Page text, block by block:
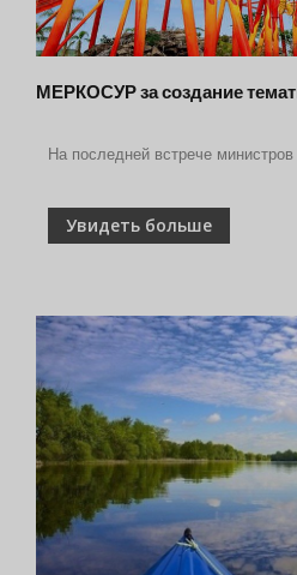
МЕРКОСУР за создание
На последней встрече
Увидеть больше